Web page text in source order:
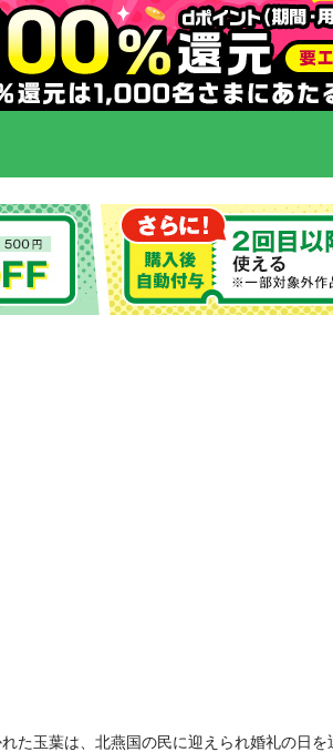
た玉葉は、北燕国の民に迎えられ婚礼の日を